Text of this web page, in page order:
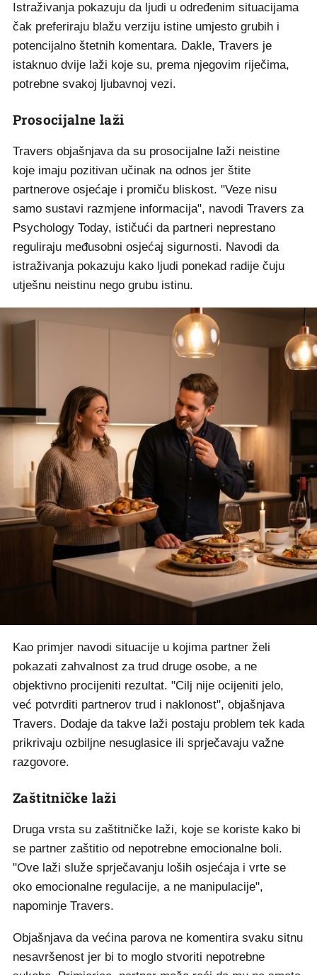
Istraživanja pokazuju da ljudi u određenim situacijama
čak preferiraju blažu verziju istine umjesto grubih i
potencijalno štetnih komentara. Dakle, Travers je
istaknuo dvije laži koje su, prema njegovim riječima,
potrebne svakoj ljubavnoj vezi.
Prosocijalne laži
Travers objašnjava da su prosocijalne laži neistine
koje imaju pozitivan učinak na odnos jer štite
partnerove osjećaje i promiču bliskost. "Veze nisu
samo sustavi razmjene informacija", navodi Travers za
Psychology Today, ističući da partneri neprestano
reguliraju međusobni osjećaj sigurnosti. Navodi da
istraživanja pokazuju kako ljudi ponekad radije čuju
utješnu neistinu nego grubu istinu.
Kao primjer navodi situacije u kojima partner želi
pokazati zahvalnost za trud druge osobe, a ne
objektivno procijeniti rezultat. "Cilj nije ocijeniti jelo,
već potvrditi partnerov trud i naklonost", objašnjava
Travers. Dodaje da takve laži postaju problem tek kada
prikrivaju ozbiljne nesuglasice ili sprječavaju važne
razgovore.
Zaštitničke laži
Druga vrsta su zaštitničke laži, koje se koriste kako bi
se partner zaštitio od nepotrebne emocionalne boli.
"Ove laži služe sprječavanju loših osjećaja i vrte se
oko emocionalne regulacije, a ne manipulacije",
napominje Travers.
Objašnjava da većina parova ne komentira svaku sitnu
nesavršenost jer bi to moglo stvoriti nepotrebne